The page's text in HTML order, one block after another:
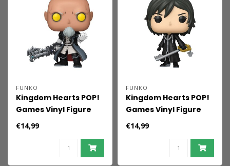
FUNKO
Kingdom Hearts POP!
Games Vinyl Figure
Xehonort w/Blade 9
€14,99
FUNKO
Kingdom Hearts POP!
Games Vinyl Figure
Xion w/ Keybladel 9
€14,99